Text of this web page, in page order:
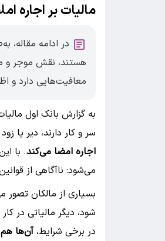
مالیات بر اجاره
در ادامه
هستند، نقش موجر و
معافیت‌هایی دارد و
به گزارش بانک اول
سر و کار دارند، دیر یا
اجاره امضا می‌کند. با
می‌شود: ناآگاهی از
بسیاری از مالکان تصور
شود، دیگر مالیاتی در
در برخی شرایط،آن‌ها هم